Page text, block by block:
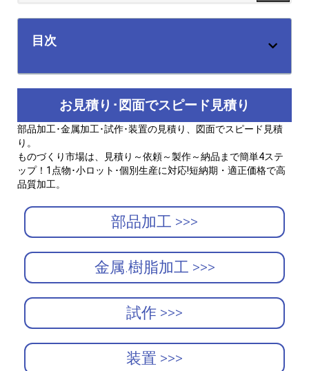
目次
お見積り･図面でスピード見積り
部品加工･金属加工･試作･装置の見積り、図面でスピード見積
り。
ものづくり市場は、見積り～依頼～製作～納品まで簡単4ステ
ップ！1点物･小ロット･個別生産に対応!短納期・適正価格で高
品質加工。
部品加工 >>>
金属.樹脂加工 >>>
試作 >>>
装置 >>>